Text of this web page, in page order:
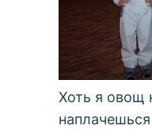
Хоть я овощ